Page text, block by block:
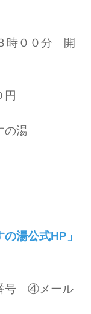
時００分 開
湯
の湯公式HP」
④メール